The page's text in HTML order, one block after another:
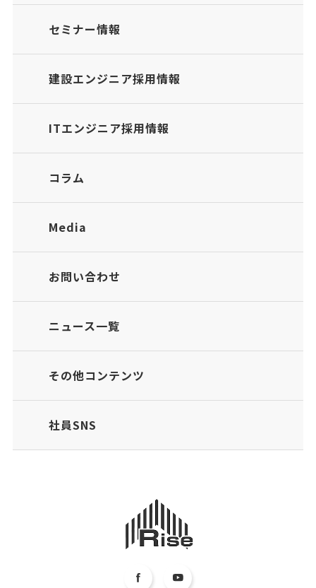
セミナー情報
建設エンジニア採用情報
ITエンジニア採用情報
コラム
Media
お問い合わせ
ニュース一覧
その他コンテンツ
社員SNS